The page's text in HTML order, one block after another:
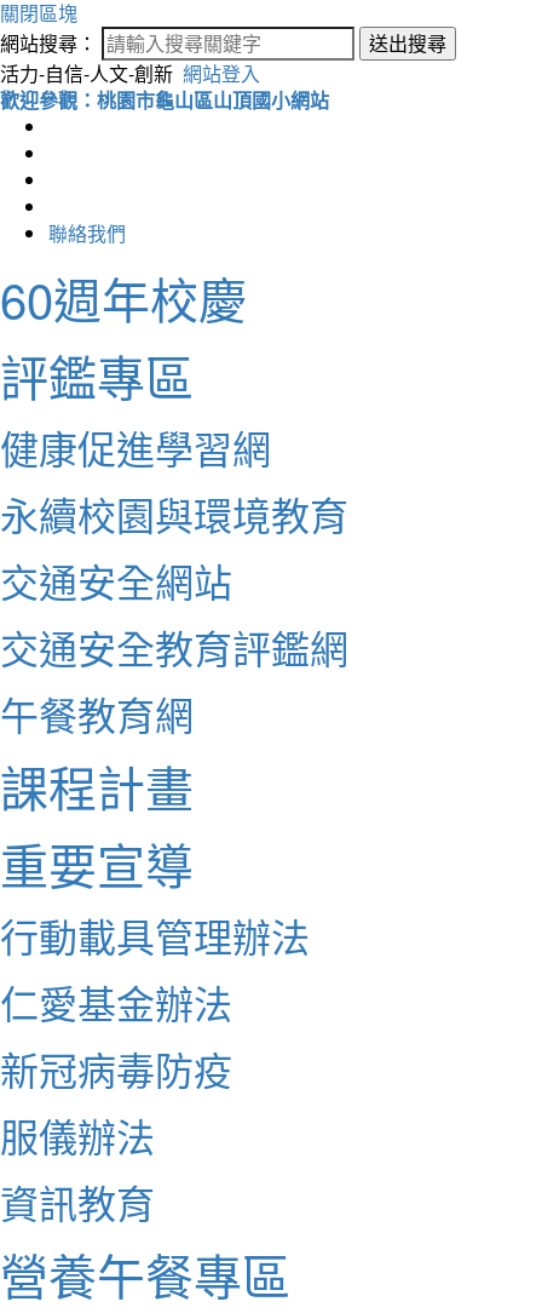
關閉區塊
網站搜尋：
送出搜尋
活力-自信-人文-創新 網站登入
歡迎參觀：桃園市龜山區山頂國小網站
聯絡我們
60週年校慶
評鑑專區
健康促進學習網
永續校園與環境教育
交通安全網站
交通安全教育評鑑網
午餐教育網
課程計畫
重要宣導
行動載具管理辦法
仁愛基金辦法
新冠病毒防疫
服儀辦法
資訊教育
營養午餐專區